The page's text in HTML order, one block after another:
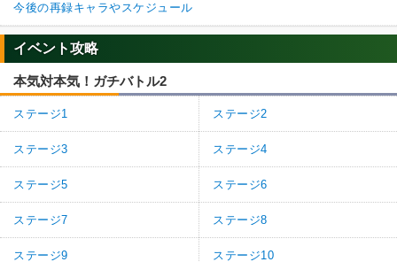
今後の再録キャラやスケジュール
イベント攻略
本気対本気！ガチバトル2
ステージ1 ステージ2
ステージ3 ステージ4
ステージ5 ステージ6
ステージ7 ステージ8
ステージ9 ステージ10